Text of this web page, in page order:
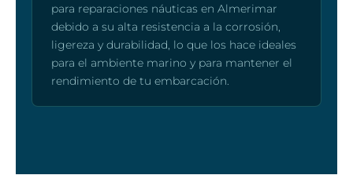
para reparaciones náuticas en Almerimar
debido a su alta resistencia a la corrosión,
ligereza y durabilidad, lo que los hace ideales
para el ambiente marino y para mantener el
rendimiento de tu embarcación.